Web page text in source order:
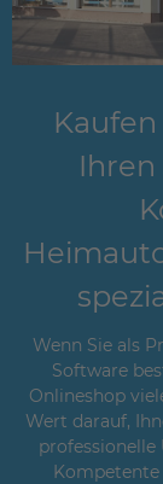
Wenn Sie als
Software
Onlineshop
Wert darauf,